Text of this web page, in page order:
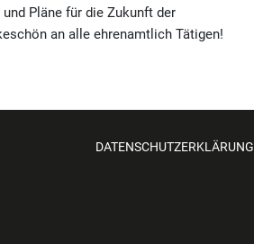
Pläne für die Zukunft der
an alle ehrenamtlich Tätigen!
DATENSCHUTZERKLÄRUNG